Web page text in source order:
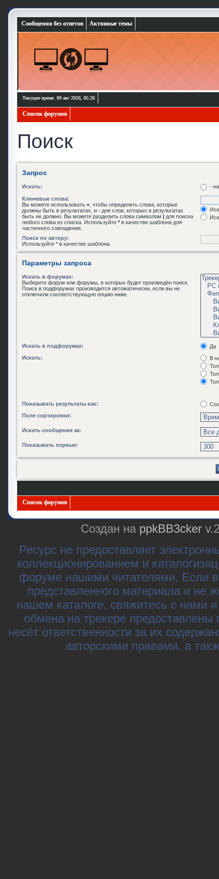
Сообщения без ответов Активные темы
Текущее время: 09 авг 2026, 05:26
Список форумов
Поиск
Запрос
Искать: -
Ключевые слова:
Вы можете использовать + , чтобы определить слова, которые
должны быть в результатах, и - для слов, которых в результатах
быть не должно. Вы можете разделить слова символом | для поиска
любого слова из списка. Используйте * в качестве шаблона для
частичного совпадения.
Поиск по автору:
Используйте * в качестве шаблона.
Параметры запроса
Искать в форумах:
Выберите форум или форумы, в которых будет произведён поиск.
Поиск в подфорумах производится автоматически, если вы не
отключили соответствующую опцию ниже.
Искать в подфорумах:
Да
Искать:
В
Показывать результаты как:
Поле сортировки:
Искать сообщения за:
Показывать первые:
Список форумов
Создан на ppkBB3cker
Ресурс не предоставляет
коллекционированием и
форуме нашими читателями. Если
представленного материала и не
нашем каталоге, свяжитесь с нами
обмена на трекере
несёт ответственности за их
авторскими правами, а